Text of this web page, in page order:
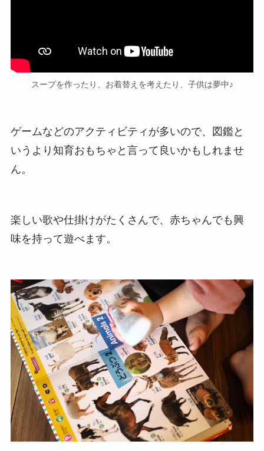
スープを作ったり、お着替えを考えたり、子供は夢中♪
ゲームなどのアクティビティが多いので、図鑑と
いうより知育おもちゃと言って良いかもしれませ
ん。
楽しい歌や仕掛けがたくさんで、赤ちゃんでも興
味を持って遊べます。